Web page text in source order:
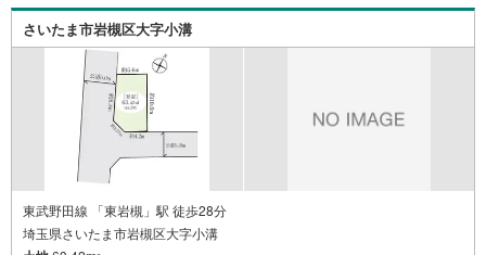
さいたま市岩槻区大字小溝
東武野田線 「東岩槻」駅 徒歩28分
埼玉県さいたま市岩槻区大字小溝